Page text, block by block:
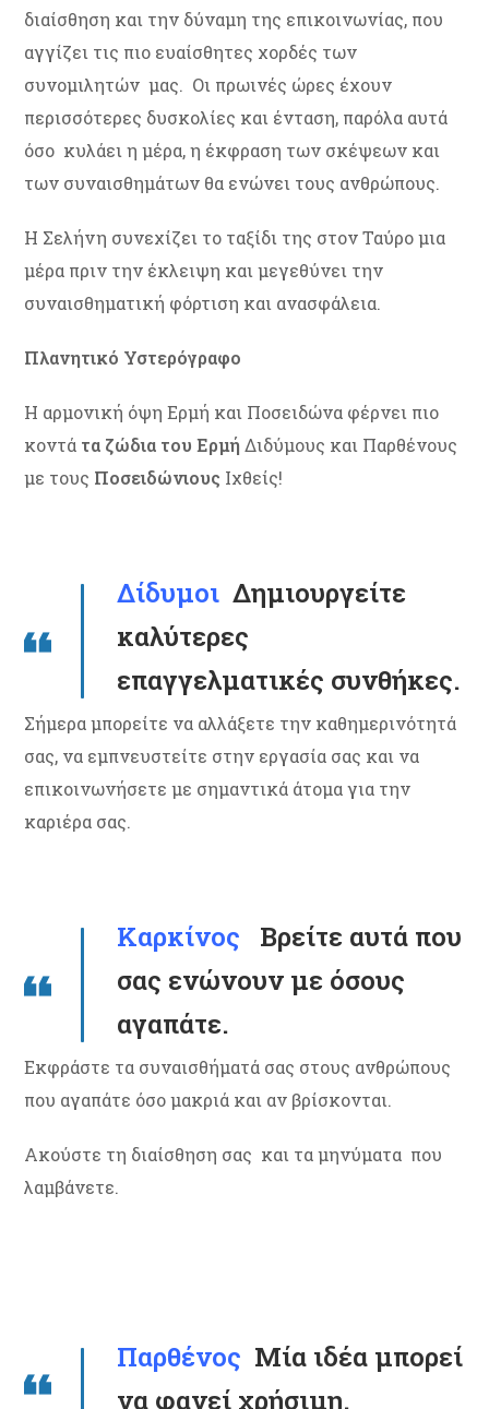
διαίσθηση και την δύναμη της επικοινωνίας, που
αγγίζει τις πιο ευαίσθητες χορδές των
συνομιλητών μας. Οι πρωινές ώρες έχουν
περισσότερες δυσκολίες και ένταση, παρόλα αυτά
όσο κυλάει η μέρα, η έκφραση των σκέψεων και
των συναισθημάτων θα ενώνει τους ανθρώπους.
Η Σελήνη συνεχίζει το ταξίδι της στον Ταύρο μια
μέρα πριν την έκλειψη και μεγεθύνει την
συναισθηματική φόρτιση και ανασφάλεια.
Πλανητικό Υστερόγραφο
Η αρμονική όψη Ερμή και Ποσειδώνα φέρνει πιο
κοντά τα ζώδια του Ερμή Διδύμους και Παρθένους
με τους Ποσειδώνιους Ιχθείς!
Δίδυμοι Δημιουργείτε
καλύτερες
επαγγελματικές συνθήκες.
Σήμερα μπορείτε να αλλάξετε την καθημερινότητά
σας, να εμπνευστείτε στην εργασία σας και να
επικοινωνήσετε με σημαντικά άτομα για την
καριέρα σας.
Καρκίνος Βρείτε αυτά που
σας ενώνουν με όσους
αγαπάτε.
Εκφράστε τα συναισθήματά σας στους ανθρώπους
που αγαπάτε όσο μακριά και αν βρίσκονται.
Ακούστε τη διαίσθηση σας και τα μηνύματα που
λαμβάνετε.
Παρθένος Μία ιδέα μπορεί
να φανεί χρήσιμη.